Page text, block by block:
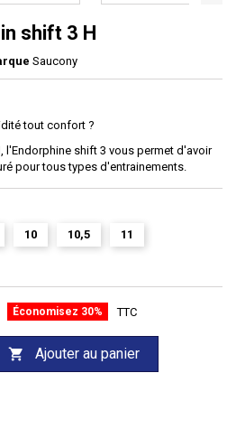
shift 3 H
Saucony
tout confort ?
l'Endorphine shift 3 vous permet d'avoir
pour tous types d'entrainements.
10 10,5 11
Économisez 30% TTC
 Ajouter au panier